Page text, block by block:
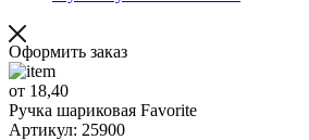
Оформить заказ
от 18,40
Ручка шариковая Favorite
Артикул: 25900